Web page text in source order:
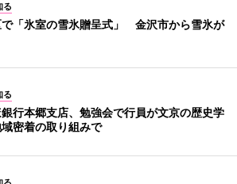
る
「氷室の雪氷贈呈式」 金沢市から雪氷が
る
行本郷支店、勉強会で行員が文京の歴史学
密着の取り組みで